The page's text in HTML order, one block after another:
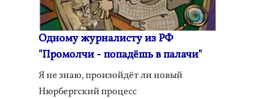
Одному журналисту из РФ
"Промолчи - попадёшь в палачи"
Я не знаю, произойдёт ли новый
Нюрбергский процесс